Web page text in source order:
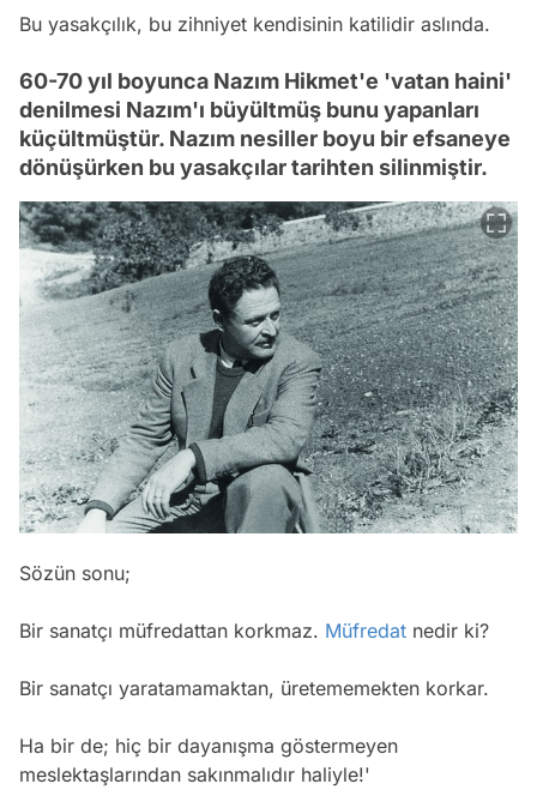
Bu yasakçılık, bu zihniyet kendisinin katilidir aslında.
60-70 yıl boyunca Nazım Hikmet'e 'vatan haini'
denilmesi Nazım'ı büyültmüş bunu yapanları
küçültmüştür. Nazım nesiller boyu bir efsaneye
dönüşürken bu yasakçılar tarihten silinmiştir.
Sözün sonu;
Bir sanatçı müfredattan korkmaz. Müfredat nedir ki?
Bir sanatçı yaratamamaktan, üretememekten korkar.
Ha bir de; hiç bir dayanışma göstermeyen
meslektaşlarından sakınmalıdır haliyle!'